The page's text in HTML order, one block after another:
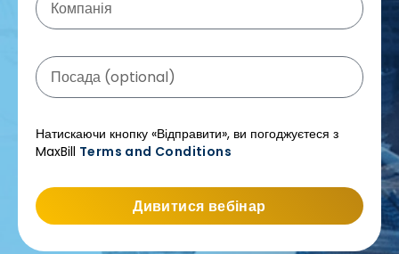
Натискаючи кнопку «Відправити», ви погоджуєтеся з
MaxBill Terms and Conditions
Дивитися вебінар